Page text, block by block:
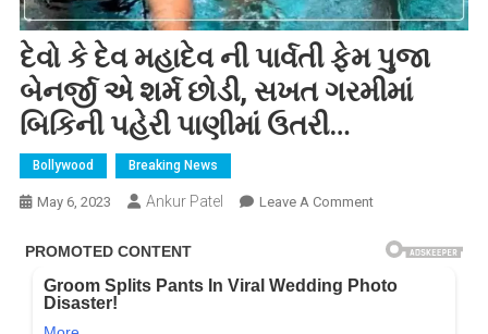
દેવો કે દેવ મહાદેવ ની પાર્વતી ફેમ પુજા
બેનર્જી એ શર્મ છોડી, સખત ગરમીમાં
બિકિની પહેરી પાણીમાં ઉતરી…
Bollywood Breaking News
May 6, 2023 Ankur Patel Leave A CommentOn
દેવ